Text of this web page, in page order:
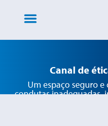
Canal de
Um espaço seguro
condutas inadequadas,